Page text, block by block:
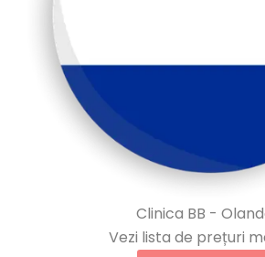
Clinica BB -
Vezi lista de prețuri